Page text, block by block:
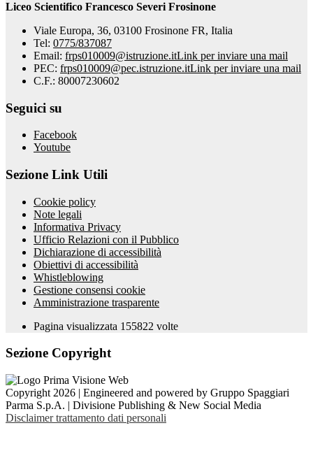
Liceo Scientifico Francesco Severi Frosinone
Viale Europa, 36, 03100 Frosinone FR, Italia
Tel: 0775/837087
Email: frps010009@istruzione.itLink per inviare una mail
PEC: frps010009@pec.istruzione.itLink per inviare una mail
C.F.: 80007230602
Seguici su
Facebook
Youtube
Sezione Link Utili
Cookie policy
Note legali
Informativa Privacy
Ufficio Relazioni con il Pubblico
Dichiarazione di accessibilità
Obiettivi di accessibilità
Whistleblowing
Gestione consensi cookie
Amministrazione trasparente
Pagina visualizzata 155822 volte
Sezione Copyright
Copyright 2026 | Engineered and powered by Gruppo Spaggiari
Parma S.p.A. | Divisione Publishing & New Social Media
Disclaimer trattamento dati personali